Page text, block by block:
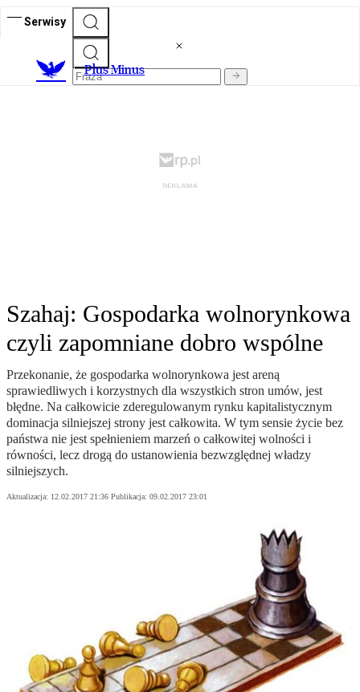
Serwisy
Plus Minus
Szahaj: Gospodarka wolnorynkowa
czyli zapomniane dobro wspólne
Przekonanie, że gospodarka wolnorynkowa jest areną
sprawiedliwych i korzystnych dla wszystkich stron umów, jest
błędne. Na całkowicie zderegulowanym rynku kapitalistycznym
dominacja silniejszej strony jest całkowita. W tym sensie życie bez
państwa nie jest spełnieniem marzeń o całkowitej wolności i
równości, lecz drogą do ustanowienia bezwzględnej władzy
silniejszych.
Aktualizacja: 12.02.2017 21:36 Publikacja: 09.02.2017 23:01